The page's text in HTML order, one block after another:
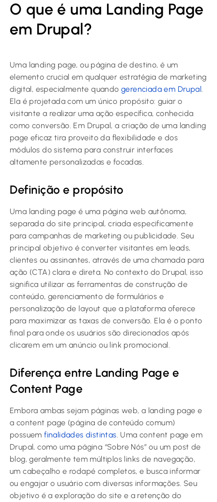
O que é uma Landing Page
em Drupal?
Uma landing page, ou página de destino, é um
elemento crucial em qualquer estratégia de marketing
digital, especialmente quando gerenciada em Drupal
Ela é projetada com um único propósito: guiar o
visitante a realizar uma ação específica, conhecida
como conversão. Em Drupal, a criação de uma landing
page eficaz tira proveito da flexibilidade e dos
módulos do sistema para construir interfaces
altamente personalizadas e focadas.
Definição e propósito
Uma landing page é uma página web autônoma,
separada do site principal, criada especificamente
para campanhas de marketing ou publicidade. Seu
principal objetivo é converter visitantes em leads,
clientes ou assinantes, através de uma chamada para
ação (CTA) clara e direta. No contexto do Drupal, isso
significa utilizar as ferramentas de construção de
conteúdo, gerenciamento de formulários e
personalização de layout que a plataforma oferece
para maximizar as taxas de conversão. Ela é o ponto
final para onde os usuários são direcionados após
clicarem em um anúncio ou link promocional.
Diferença entre Landing Page e
Content Page
Embora ambas sejam páginas web, a landing page e
a content page (página de conteúdo comum)
possuemfinalidades distintas . Uma content page em
Drupal, como uma página “Sobre Nós” ou um post de
blog, geralmente tem múltiplos links de navegação,
um cabeçalho e rodapé completos, e busca informar
ou engajar o usuário com diversas informações. Seu
objetivo é a exploração do site e a retenção do